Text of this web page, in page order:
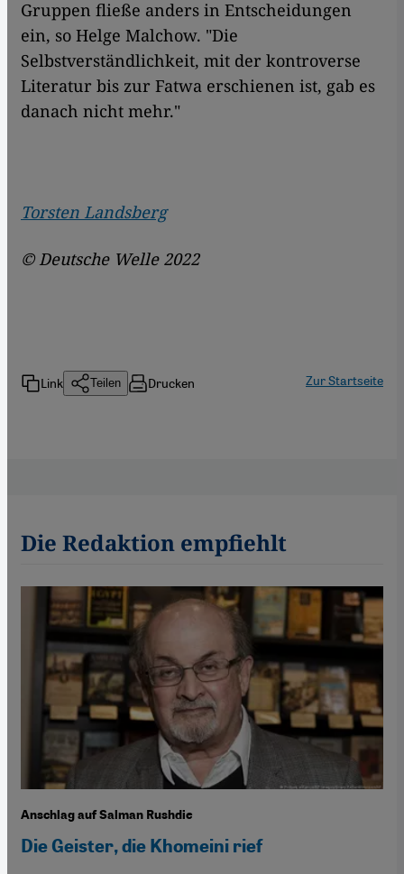
Gruppen fließe anders in Entscheidungen
ein, so Helge Malchow. "Die
Selbstverständlichkeit, mit der kontroverse
Literatur bis zur Fatwa erschienen ist, gab es
danach nicht mehr."
Torsten Landsberg
© Deutsche Welle 2022
Link Teilen Drucken Zur Startseite
Die Redaktion empfiehlt
Anschlag auf Salman Rushdie
Die Geister, die Khomeini rief